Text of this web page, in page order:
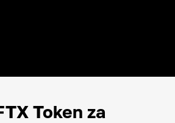
Token za